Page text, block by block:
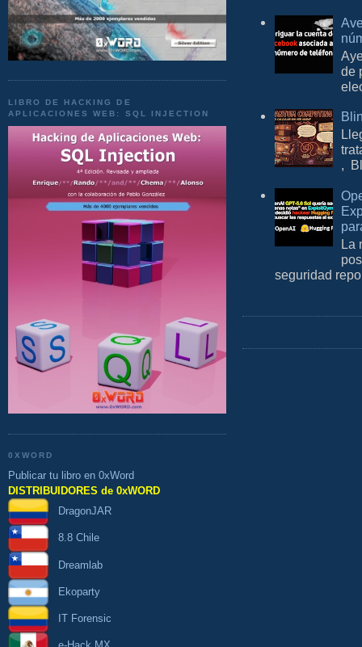
LIBRO DE HACKING DE
APLICACIONES WEB: SQL INJECTION
0XWORD
Publicar tu libro en 0xWord
DISTRIBUIDORES de 0xWORD
DragonJAR
8.8 Chile
Dreamlab
Ekoparty
IT Forensic
de
,
La
seguridad